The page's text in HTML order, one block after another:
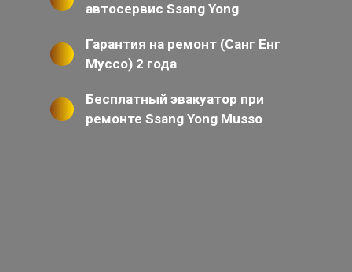
автосервис Ssang Yong
Гарантия на ремонт (Санг Енг
Муссо) 2 года
Бесплатный эвакуатор при
ремонте Ssang Yong Musso